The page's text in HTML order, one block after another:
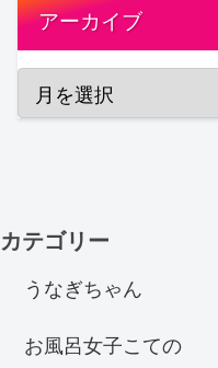
アーカイブ
カテゴリー
うなぎちゃん
お風呂女子こての